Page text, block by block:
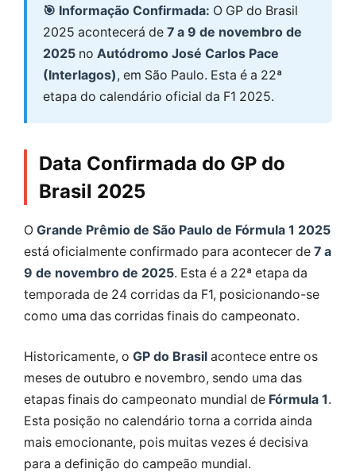
🎯 Informação Confirmada: O GP do Brasil
2025 acontecerá de 7 a 9 de novembro de
2025 no Autódromo José Carlos Pace
(Interlagos), em São Paulo. Esta é a 22ª
etapa do calendário oficial da F1 2025.
Data Confirmada do GP do
Brasil 2025
O Grande Prêmio de São Paulo de Fórmula 1 2025
está oficialmente confirmado para acontecer de 7 a
9 de novembro de 2025. Esta é a 22ª etapa da
temporada de 24 corridas da F1, posicionando-se
como uma das corridas finais do campeonato.
Historicamente, o GP do Brasil acontece entre os
meses de outubro e novembro, sendo uma das
etapas finais do campeonato mundial de Fórmula 1.
Esta posição no calendário torna a corrida ainda
mais emocionante, pois muitas vezes é decisiva
para a definição do campeão mundial.